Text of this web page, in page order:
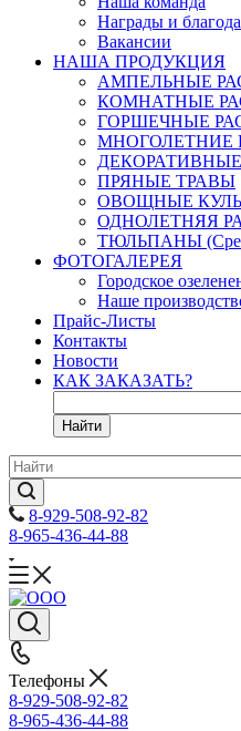
Награды и
Вакансии
НАША ПРОДУКЦИЯ
АМПЕЛЬНЫЕ
КОМНАТНЫЕ
ГОРШЕЧНЫЕ
МНОГОЛЕТНИЕ
ПРЯНЫЕ ТРАВЫ
ОВОЩНЫЕ
ОДНОЛЕТНЯЯ
ТЮЛЬПАНЫ
ФОТОГАЛЕРЕЯ
Городское
Наше
Прайс-Листы
Контакты
Новости
КАК ЗАКАЗАТЬ?
Найти
8-929-508-92-82
8-965-436-44-88
Телефоны
8-929-508-92-82
8-965-436-44-88